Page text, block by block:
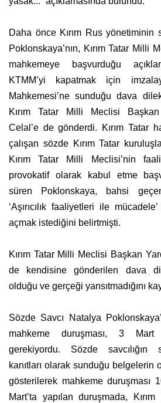
Daha önce Kırım Rus yönetiminin
Poklonskaya’nın, Kırım Tatar Milli
mahkemeye başvurduğu
KTMM’yi kapatmak için
Mahkemesi’ne sunduğu dava
Kırım Tatar Milli Meclisi Başkan
Celal’e de gönderdi. Kırım Tatar
çalışan sözde Kırım Tatar
Kırım Tatar Milli Meclisi’nin
provokatif olarak kabul etme
süren Poklonskaya, bahsi
‘Aşırıcılık faaliyetleri ile
açmak istediğini belirtmişti.
Kırım Tatar Milli Meclisi Başkan
de kendisine gönderilen dava
olduğu ve gerçeği yansıtmadığını
Sözde Savcı Natalya
mahkeme duruşması, 3 Mart
gerekiyordu. Sözde savcılığın
kanıtları olarak sunduğu belgelerin
gösterilerek mahkeme duruşması
Mart’ta yapılan duruşmada,